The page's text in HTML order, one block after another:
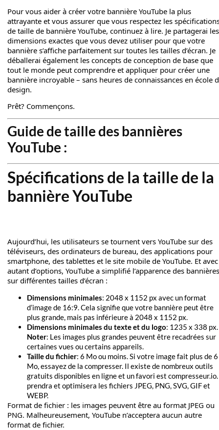
Pour vous aider à créer votre bannière YouTube la plus
attrayante et vous assurer que vous respectez les
de taille de bannière YouTube, continuez à lire. Je partagerai les
dimensions exactes que vous devez utiliser pour que votre
bannière s’affiche parfaitement sur toutes les tailles d’écran. Je
déballerai également les concepts de conception de base que
tout le monde peut comprendre et appliquer pour créer une
bannière incroyable – sans heures de connaissances en école
design.
Prêt? Commençons.
Guide de taille des bannières
YouTube :
Spécifications de la taille de la
bannière YouTube
Aujourd’hui, les utilisateurs se tournent vers YouTube sur des
téléviseurs, des ordinateurs de bureau, des applications pour
smartphone, des tablettes et le site mobile de YouTube. Et avec
autant d’options, YouTube a simplifié l’apparence des bannières
sur différentes tailles d’écran :
Dimensions minimales: 2048 x 1152 px avec un format
d’image de 16:9. Cela signifie que votre bannière peut être
plus grande, mais pas inférieure à 2048 x 1152 px.
Dimensions minimales du texte et du logo: 1235 x 338 px.
Noter: Les images plus grandes peuvent être recadrées sur
certaines vues ou certains appareils.
Taille du fichier: 6 Mo ou moins. Si votre image fait plus de 6
Mo, essayez de la compresser. Il existe de nombreux outils
gratuits disponibles en ligne et un favori est
prendra et optimisera les fichiers JPEG, PNG, SVG, GIF et
WEBP.
Format de fichier : les images peuvent être au format JPEG ou
PNG. Malheureusement, YouTube n’acceptera aucun autre
format de fichier.